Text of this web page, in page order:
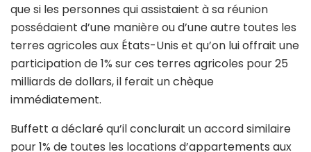
que si les personnes qui assistaient à sa réunion
possédaient d’une manière ou d’une autre toutes les
terres agricoles aux États-Unis et qu’on lui offrait une
participation de 1% sur ces terres agricoles pour 25
milliards de dollars, il ferait un chèque
immédiatement.
Buffett a déclaré qu’il conclurait un accord similaire
pour 1% de toutes les locations d’appartements aux